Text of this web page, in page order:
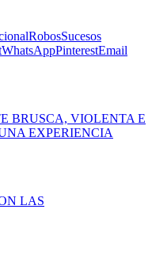
RobosSucesos
WhatsAppPinterestEmail
BRUSCA, VIOLENTA E
EXPERIENCIA
LAS